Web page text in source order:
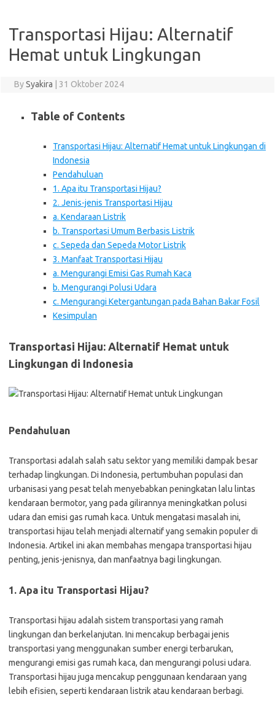
Transportasi Hijau: Alternatif
Hemat untuk Lingkungan
BySyakira 31 Oktober 2024
Table of Contents
Transportasi Hijau: Alternatif Hemat untuk Lingkungan di
Indonesia
Pendahuluan
1. Apa itu Transportasi Hijau?
2. Jenis-jenis Transportasi Hijau
a. Kendaraan Listrik
b. Transportasi Umum Berbasis Listrik
c. Sepeda dan Sepeda Motor Listrik
3. Manfaat Transportasi Hijau
a. Mengurangi Emisi Gas Rumah Kaca
b. Mengurangi Polusi Udara
c. Mengurangi Ketergantungan pada Bahan Bakar Fosil
Kesimpulan
Transportasi Hijau: Alternatif Hemat untuk
Lingkungan di Indonesia
Pendahuluan
Transportasi adalah salah satu sektor yang memiliki dampak besar
terhadap lingkungan. Di Indonesia, pertumbuhan populasi dan
urbanisasi yang pesat telah menyebabkan peningkatan lalu lintas
kendaraan bermotor, yang pada gilirannya meningkatkan polusi
udara dan emisi gas rumah kaca. Untuk mengatasi masalah ini,
transportasi hijau telah menjadi alternatif yang semakin populer di
Indonesia. Artikel ini akan membahas mengapa transportasi hijau
penting, jenis-jenisnya, dan manfaatnya bagi lingkungan.
1. Apa itu Transportasi Hijau?
Transportasi hijau adalah sistem transportasi yang ramah
lingkungan dan berkelanjutan. Ini mencakup berbagai jenis
transportasi yang menggunakan sumber energi terbarukan,
mengurangi emisi gas rumah kaca, dan mengurangi polusi udara.
Transportasi hijau juga mencakup penggunaan kendaraan yang
lebih efisien, seperti kendaraan listrik atau kendaraan berbagi.